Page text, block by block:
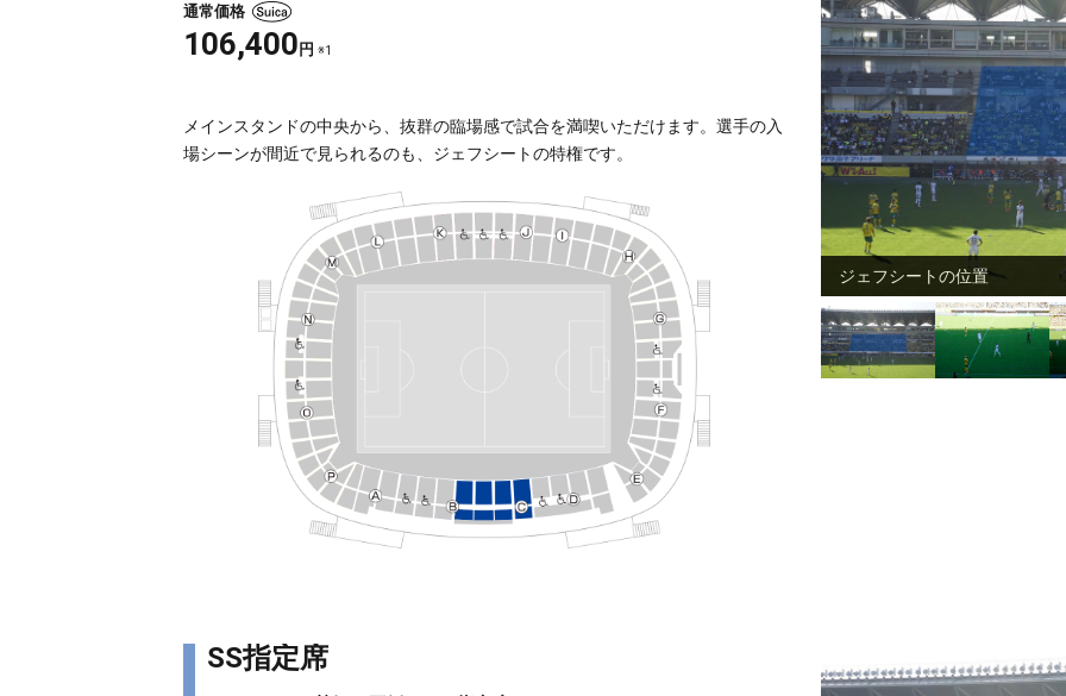
通常価格
106,400 円 ※1
メインスタンドの中央から、抜群の臨場感で試合を満喫いただけます。選手の入
場シーンが間近で見られるのも、ジェフシートの特権です。
ジェフシートの位置
SS指定席